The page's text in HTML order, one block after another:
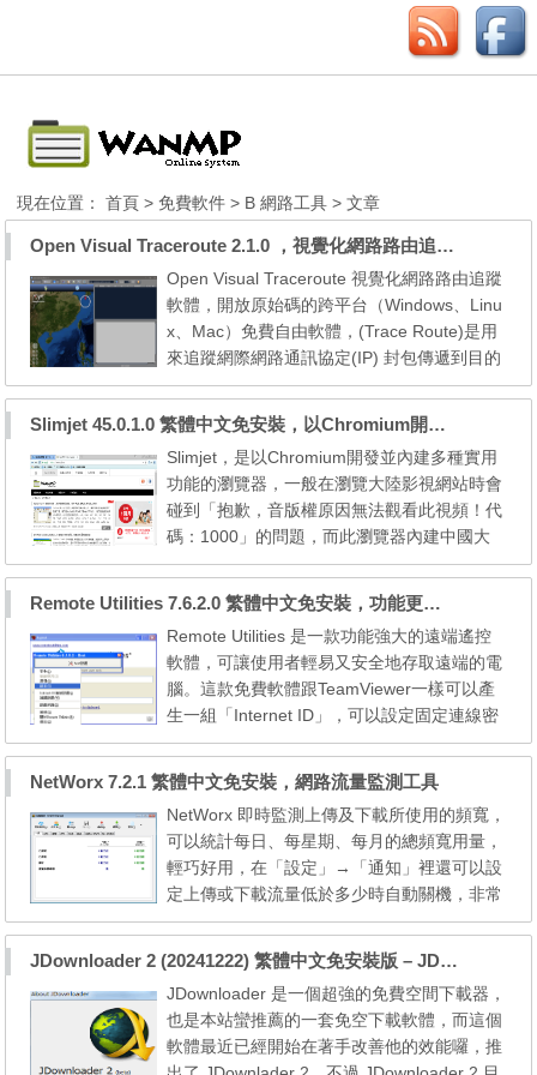
現在位置：首頁 >免費軟件 > B 網路工具 > 文章
Open Visual Traceroute 2.1.0 ，視覺化網路路由追蹤軟體
Open Visual Traceroute 視覺化網路路由追蹤
軟體，開放原始碼的跨平台（Windows、Linu
x、Mac）免費自由軟體，(Trace Route)是用
來追蹤網際網路通訊協定(IP) 封包傳遞到目的
地所經的路徑，可以用3D或2D地圖的方式，
顯示某個IP或網域名稱經過的路由器IP位址，
還可以查詢網域名稱註冊資訊。Open Visual
Traceroute - Open source cross-platform (W
indows/Linux/Mac) Java Visual Traceroute, p
acket sniffer ...
Slimjet 45.0.1.0 繁體中文免安裝，以Chromium開發並內建多種實用功能的瀏覽器
Slimjet，是以Chromium開發並內建多種實用
功能的瀏覽器，一般在瀏覽大陸影視網站時會
碰到「抱歉，音版權原因無法觀看此視頻！代
碼：1000」的問題，而此瀏覽器內建中國大
陸代理伺服器功能！不用安裝任何外掛（Unbl
ock Youku）就可以順利觀看，支援優酷、土
豆、搜狐、迅雷看看、搜狐、樂視等網站，其
他實用功能還有：線上影片下載、極速照片上
傳、Facebook工具列、自訂工具列、網頁翻
譯...等等，另外，也完全...
Remote Utilities 7.6.2.0 繁體中文免安裝，功能更強大的遠端遙控軟體
Remote Utilities 是一款功能強大的遠端遙控
軟體，可讓使用者輕易又安全地存取遠端的電
腦。這款免費軟體跟TeamViewer一樣可以產
生一組「Internet ID」，可以設定固定連線密
碼，透過中介伺服器（Mediation Server）來
突破防火牆封鎖，也可以直接使用IP來連線，
有軟體遠端派送、雙向影音聊天、觀看遠端電
腦攝影機、檔案傳輸、遠端執行應用程式、螢
幕錄製、RDP連線、遠端DOS模式操作、遠端
登錄檔編輯、資產管...
NetWorx 7.2.1 繁體中文免安裝，網路流量監測工具
NetWorx 即時監測上傳及下載所使用的頻寬，
可以統計每日、每星期、每月的總頻寬用量，
輕巧好用，在「設定」→「通知」裡還可以設
定上傳或下載流量低於多少時自動關機，非常
適合掛網上傳或下載時使用。NetWorx 內建包
含中文在內的多國語言介面，而且還是個免費
軟體。 NetWorx Portable - A free and powerf
ul utility that provides an accurate account of
the data which is flowing through your comp
ut...
JDownloader 2 (20241222) 繁體中文免安裝版 – JDownloader 的後繼資源優化版本
JDownloader 是一個超強的免費空間下載器，
也是本站蠻推薦的一套免空下載軟體，而這個
軟體最近已經開始在著手改善他的效能囉，推